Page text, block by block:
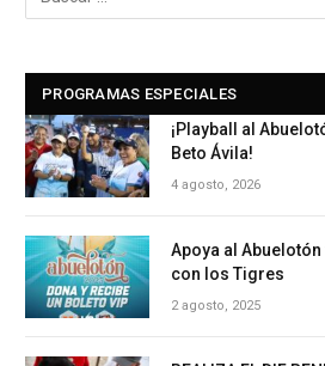
PROGRAMAS ESPECIALES
¡Playball al
Beto Ávila!
4 agosto, 2026
Apoya al Abuelotón
con los Tigres
2 agosto, 2025